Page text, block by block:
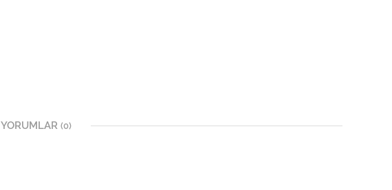
YORUMLAR (0)